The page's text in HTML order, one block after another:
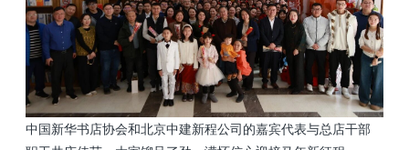
中国新华书店协会和北京中建新程公司的嘉宾代表与总店干部